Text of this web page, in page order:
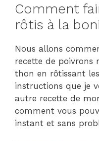
Comment
rôtis à la
Nous allons
recette de poivrons
thon en rôtissant
instructions que je
autre recette de
comment vous
instant et sans